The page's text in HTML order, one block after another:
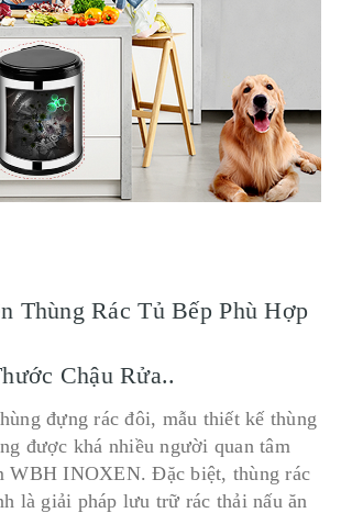
Thùng Rác Tủ Bếp Phù Hợp
Chậu Rửa..
đựng rác đôi, mẫu thiết kế thùng
được khá nhiều người quan tâm
WBH INOXEN. Đặc biệt, thùng rác
là giải pháp lưu trữ rác thải nấu ăn